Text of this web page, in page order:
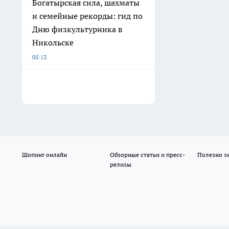
Богатырская сила, шахматы
и семейные рекорды: гид по
Дню физкультурника в
Никольске
05:13
Шопинг онлайн
Обзорные статьи и пресс-
релизы
Полезно